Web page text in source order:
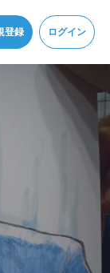
登録 ログイン
ーを改定しました。
ます